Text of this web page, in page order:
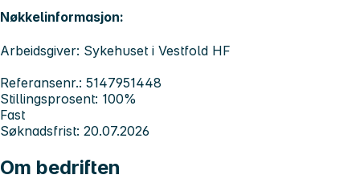
Nøkkelinformasjon:
Arbeidsgiver: Sykehuset i Vestfold HF
Referansenr.: 5147951448
Stillingsprosent: 100%
Fast
Søknadsfrist: 20.07.2026
Om bedriften